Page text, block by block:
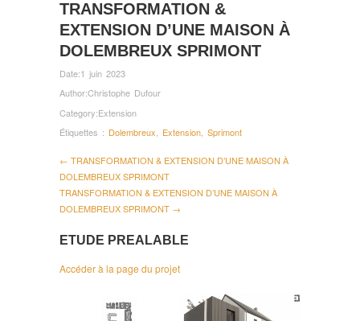
TRANSFORMATION &
EXTENSION D’UNE MAISON À
DOLEMBREUX SPRIMONT
Date:1 juin 2023
Author:Christophe Dufour
Category:Extension
Étiquettes : Dolembreux, Extension, Sprimont
← TRANSFORMATION & EXTENSION D’UNE MAISON À
DOLEMBREUX SPRIMONT
TRANSFORMATION & EXTENSION D’UNE MAISON À
DOLEMBREUX SPRIMONT →
ETUDE PREALABLE
Accéder à la page du projet